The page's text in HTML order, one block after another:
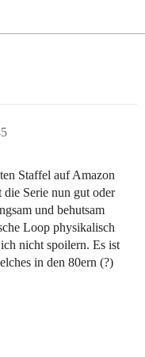
Staffel auf Amazon
die Serie nun gut oder
und behutsam
Loop physikalisch
nicht spoilern. Es ist
in den 80ern (?)